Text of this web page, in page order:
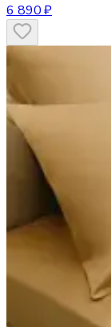
6 890 ₽